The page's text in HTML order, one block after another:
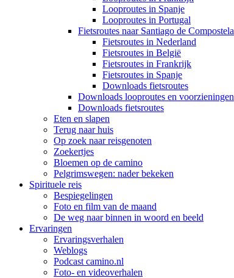
Looproutes in Spanje
Looproutes in Portugal
Fietsroutes naar Santiago de Compostela
Fietsroutes in Nederland
Fietsroutes in België
Fietsroutes in Frankrijk
Fietsroutes in Spanje
Downloads fietsroutes
Downloads looproutes en voorzieningen
Downloads fietsroutes
Eten en slapen
Terug naar huis
Op zoek naar reisgenoten
Zoekertjes
Bloemen op de camino
Pelgrimswegen: nader bekeken
Spirituele reis
Bespiegelingen
Foto en film van de maand
De weg naar binnen in woord en beeld
Ervaringen
Ervaringsverhalen
Weblogs
Podcast camino.nl
Foto- en videoverhalen